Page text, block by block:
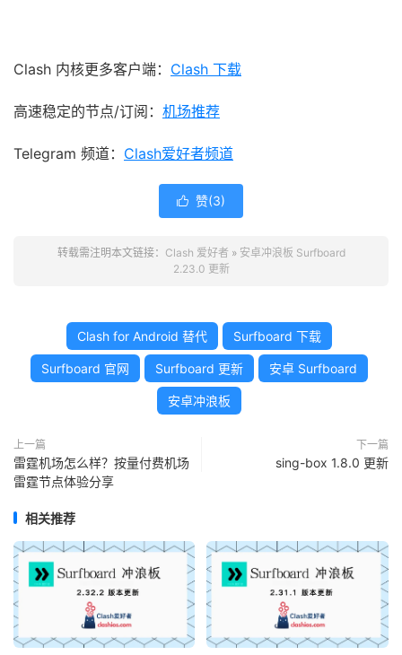
Clash 内核更多客户端： Clash 下载
高速稳定的节点/订阅： 机场推荐
Telegram 频道： Clash爱好者频道
 赞(3)
转载需注明本文链接： Clash 爱好者 » 安卓冲浪板 Surfboard
2.23.0 更新
Clash for Android 替代 Surfboard 下载
Surfboard 官网 Surfboard 更新 安卓 Surfboard
安卓冲浪板
上一篇
雷霆机场怎么样？按量付费机场
雷霆节点体验分享
下一篇
sing-box 1.8.0 更新
相关推荐